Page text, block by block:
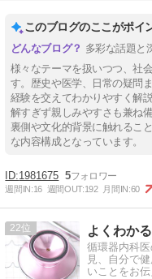
このブログのここがポイ
多彩な話題と
様々なテーマを扱いつつ、社
す。歴史や医学、日常の疑問
経験を交えてわかりやすく解
解すぎず親しみやすさも兼ね
裏側や文化的背景に触れるこ
な内容構成となっています。
1981675 5
週間IN:16 週間OUT:192 月間IN:60
22 よくわか
循環器内科
見、自分で
いことをお伝